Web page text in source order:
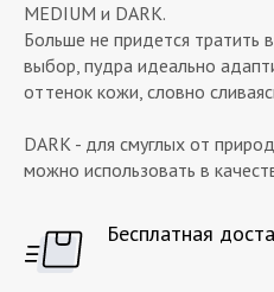
MEDIUM и DARK.
Больше не придется тратить
выбор, пудра идеально
оттенок кожи, словно
DARK - для смуглых от
можно использовать в
Бесплатная